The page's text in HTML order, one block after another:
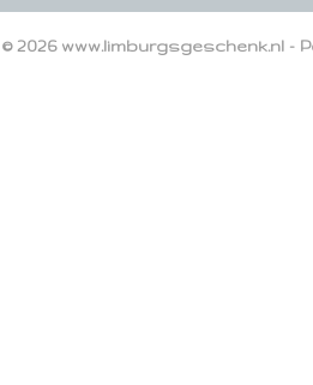
© 2026 www.limburgsgeschenk.nl -